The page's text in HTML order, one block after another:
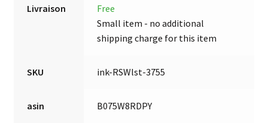
Livraison
Free
Small item - no additional
shipping charge for this item
SKU ink-RSWlst-3755
asin B075W8RDPY